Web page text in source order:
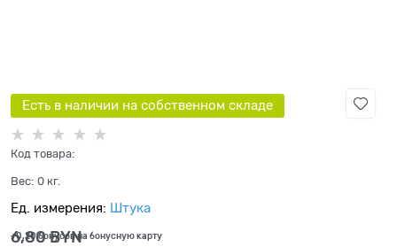
Есть в наличии на собственном складе
Код товара:
Вес: 0 кг.
Ед. измерения: Штука
6,80 BYN
+0,20 бонусов на бонусную карту